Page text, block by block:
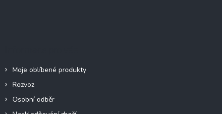
Moje oblíbené produkty
Rozvoz
Osobní odběr